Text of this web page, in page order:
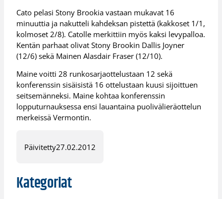
Cato pelasi Stony Brookia vastaan mukavat 16
minuuttia ja nakutteli kahdeksan pistettä (kakkoset 1/1,
kolmoset 2/8). Catolle merkittiin myös kaksi levypalloa.
Kentän parhaat olivat Stony Brookin Dallis Joyner
(12/6) sekä Mainen Alasdair Fraser (12/10).
Maine voitti 28 runkosarjaottelustaan 12 sekä
konferenssin sisäisistä 16 ottelustaan kuusi sijoittuen
seitsemänneksi. Maine kohtaa konferenssin
lopputurnauksessa ensi lauantaina puolivälieräottelun
merkeissä Vermontin.
Päivitetty27.02.2012
Kategoriat